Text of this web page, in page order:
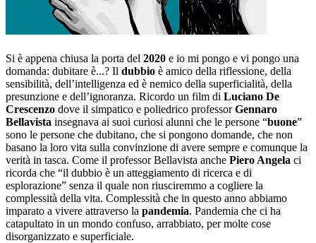
Si è appena chiusa la porta del 2020 e io mi pongo e vi pongo una
domanda: dubitare è...? Il dubbio è amico della riflessione, della
sensibilità, dell’intelligenza ed è nemico della superficialità, della
presunzione e dell’ignoranza. Ricordo un film di Luciano De
Crescenzo dove il simpatico e poliedrico professorGennaro
Bellavista insegnava ai suoi curiosi alunni che le persone “buone”
sono le persone che dubitano, che si pongono domande, che non
basano la loro vita sulla convinzione di avere sempre e comunque la
verità in tasca. Come il professor Bellavista anche Piero Angela ci
ricorda che “il dubbio è un atteggiamento di ricerca e di
esplorazione” senza il quale non riusciremmo a cogliere la
complessità della vita. Complessità che in questo anno abbiamo
imparato a vivere attraverso la pandemia. Pandemia che ci ha
catapultato in un mondo confuso, arrabbiato, per molte cose
disorganizzato e superficiale.